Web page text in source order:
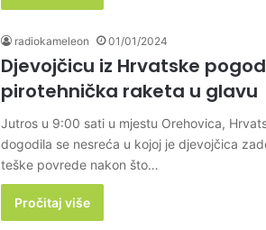
radiokameleon 01/01/2024
Djevojčicu iz Hrvatske
pirotehnička raketa u glavu
Jutros u 9:00 sati u mjestu Orehovica,
dogodila se nesreća u kojoj je djevojčica
teške povrede nakon što…
Pročitaj više